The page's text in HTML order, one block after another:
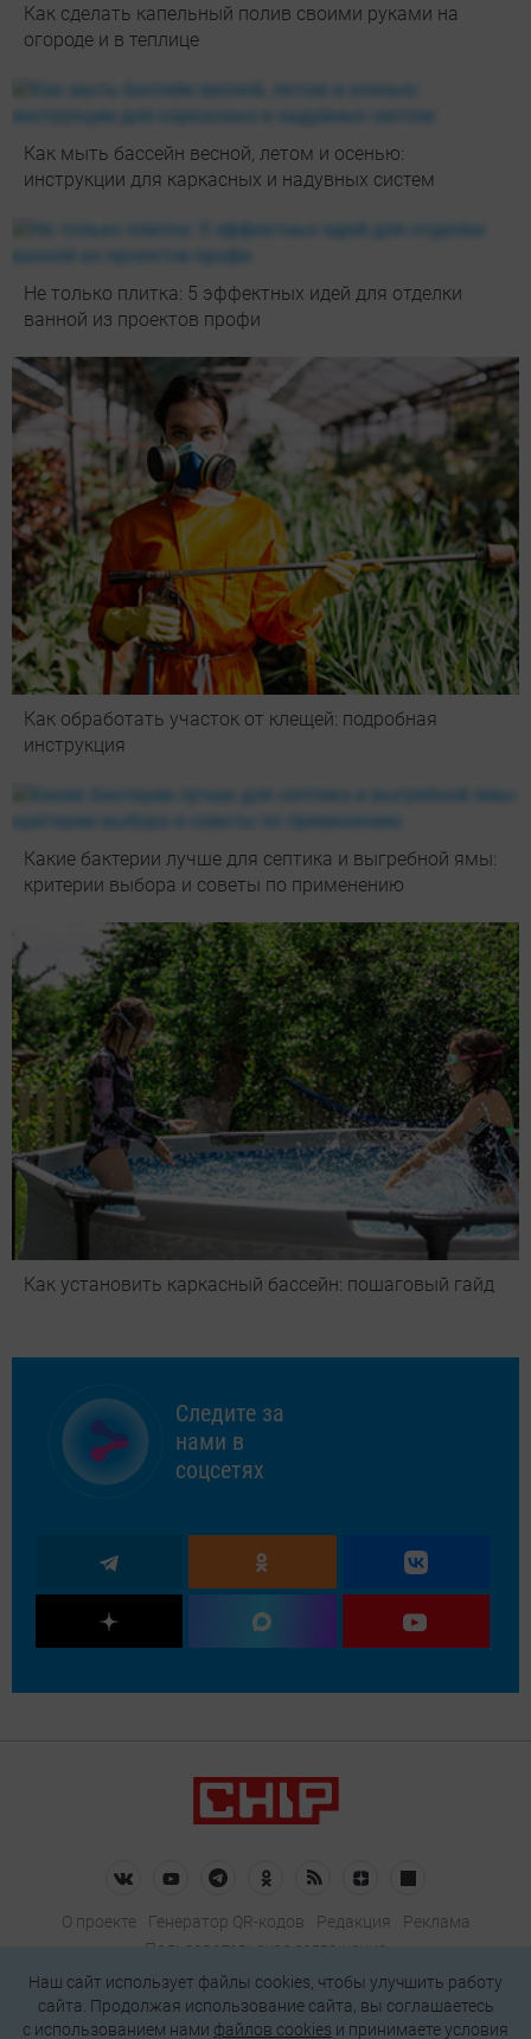
Как сделать капельный полив своими руками на
огороде и в теплице
Как мыть бассейн весной, летом и осенью:
инструкции для каркасных и надувных систем
Не только плитка: 5 эффектных идей для отделки
ванной из проектов профи
Как обработать участок от клещей: подробная
инструкция
Какие бактерии лучше для септика и выгребной ямы:
критерии выбора и советы по применению
Как установить каркасный бассейн: пошаговый гайд
Следите за
нами в
соцсетях
О проекте Генератор QR-кодов Редакция
Реклама
Пользовательское соглашение
Политика конфиденциальности
Подписаться на рассылку
Наш сайт использует файлы cookies, чтобы улучшить работу
сайта. Продолжая использование сайта, вы соглашаетесь
c использованием нами файлов cookies и принимаете условия